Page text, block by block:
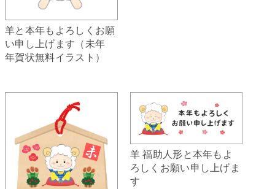
羊と本年もよろしくお願
い申し上げます（未年
年賀状無料イラスト）
羊 福助人形と本年もよ
ろしくお願い申し上げま
す